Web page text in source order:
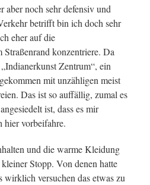
noch sehr defensiv und
betrifft bin ich doch sehr
eher auf die
Straßenrand konzentriere. Da
Zentrum“, ein
mit unzähligen meist
Das ist so auffällig, zumal es
ist, dass es mir
hier vorbeifahre.
und die warme Kleidung
Stopp. Von denen hatte
wirklich versuchen das etwas zu